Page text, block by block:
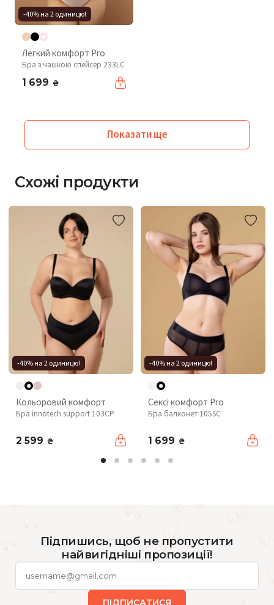
-40% на 2 одиницю!
Легкий комфорт Pro
Бра з чашкою спейсер 233LC
1 699 ₴
Показати ще
Схожі продукти
-40% на 2 одиницю!
Кольоровий комфорт
Бра innotech support 103CP
2 599 ₴
-40% на 2 одиницю!
Сексі комфорт Pro
Бра балконет 105SC
1 699 ₴
Підпишись, щоб не пропустити
найвигідніші пропозиції!
ПІДПИСАТИСЯ